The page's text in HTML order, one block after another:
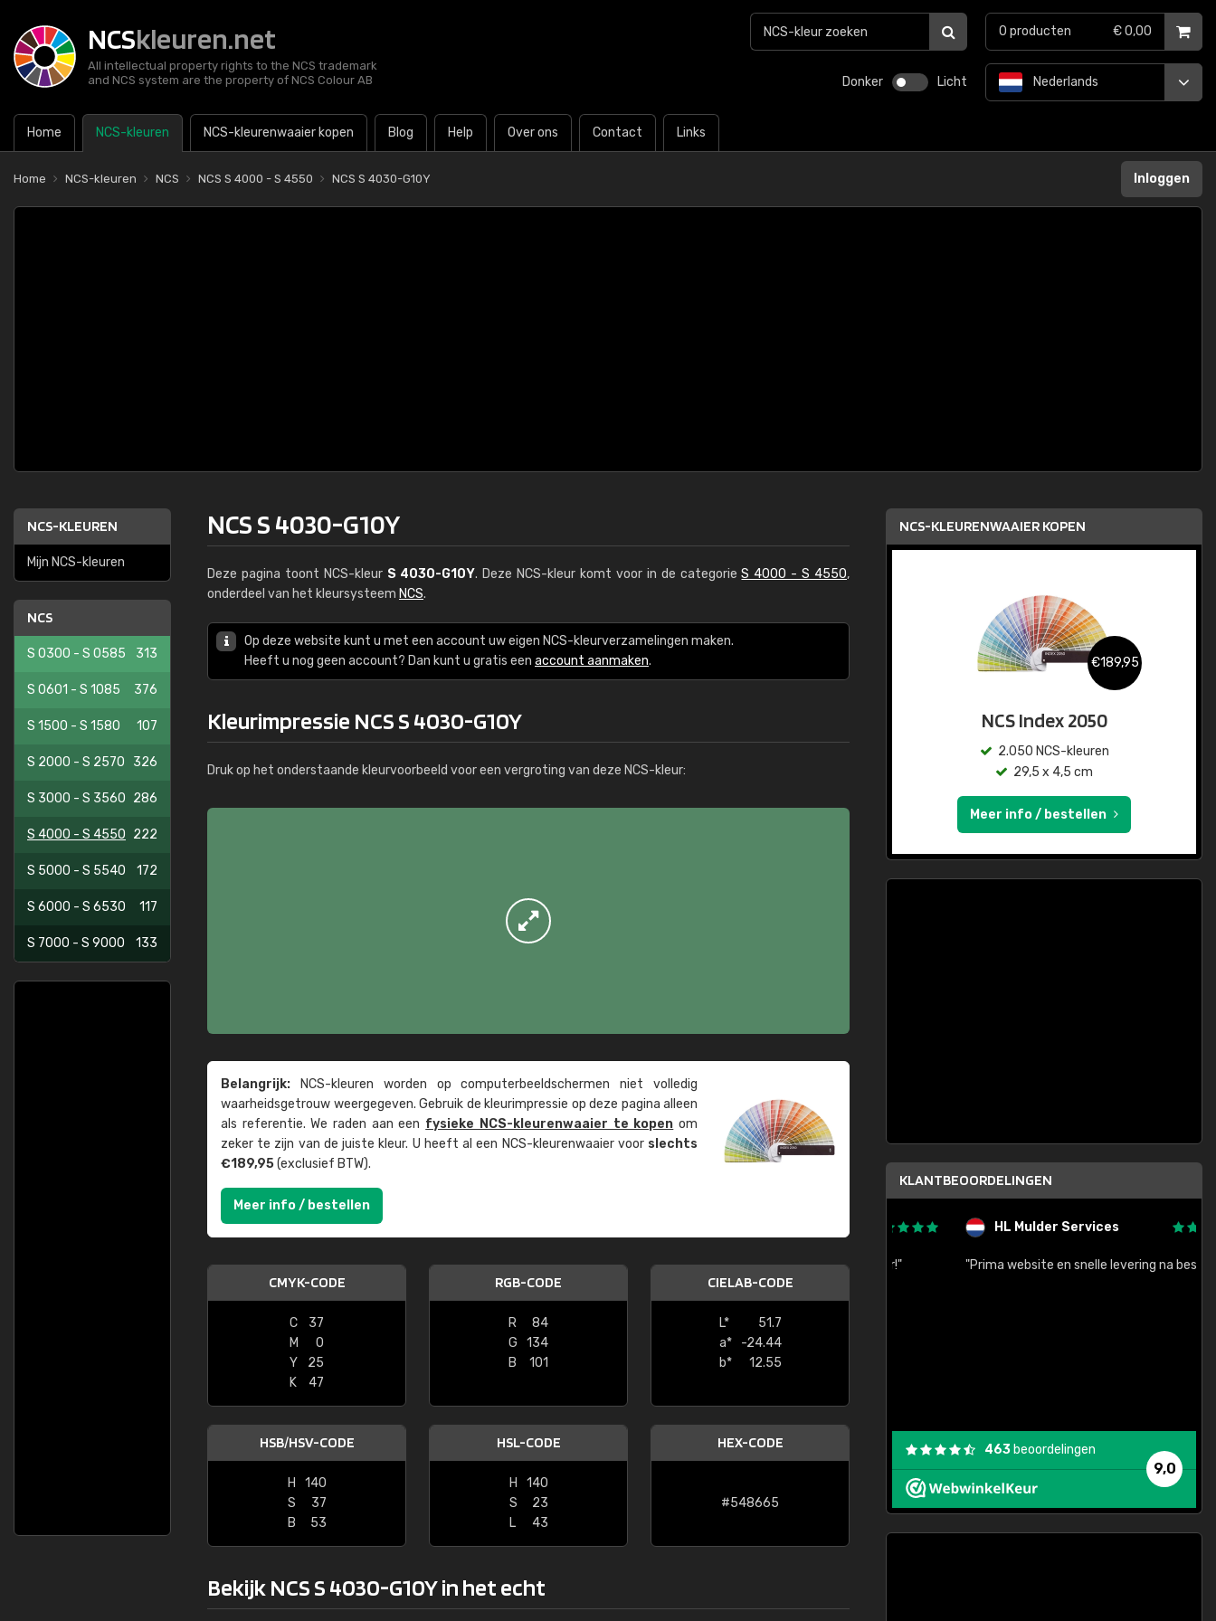
NCSkleuren.net
All intellectual property rights to the NCS trademark
and NCS system are the property of NCS Colour AB
Donker Licht
Home NCS-kleuren NCS-kleurenwaaier kopen Blog Help Over ons Contact Links
Nederlands
0 producten € 0,00
Home NCS-kleuren NCS NCS S 4000 - S 4550 NCS S 4030-G10Y Inloggen
NCS-KLEUREN
Mijn NCS-kleuren
NCS
S 0300 - S 0585 313
S 0601 - S 1085 376
S 1500 - S 1580 107
S 2000 - S 2570 326
S 3000 - S 3560 286
S 4000 - S 4550 222
S 5000 - S 5540 172
S 6000 - S 6530 117
S 7000 - S 9000 133
NCS S 4030-G10Y
Deze pagina toont NCS-kleur S 4030-G10Y. Deze NCS-kleur komt voor in de categorieS 4000 - S 4550,
onderdeel van het kleursysteem NCS.
Op deze website kunt u met een account uw eigen NCS-kleurverzamelingen maken.
Heeft u nog geen account? Dan kunt u gratis een account aanmaken.
Kleurimpressie NCS S 4030-G10Y
Druk op het onderstaande kleurvoorbeeld voor een vergroting van deze NCS-kleur:
Belangrijk: NCS-kleuren worden op computer­beeld­schermen niet volledig
waarheids­­getrouw weer­gegeven. Gebruik de kleur­impressie op deze pagina alleen
als referentie. We raden aan een fysieke NCS-kleuren­waaier te kopen om
zeker te zijn van de juiste kleur. U heeft al een NCS-kleuren­waaier voor slechts
€189,95(exclusief BTW).
Meer info / bestellen
CMYK-CODE
C
37
M
0
Y
25
K
47
RGB-CODE
R
84
G
134
B
101
CIELAB-CODE
L*
51.7
a*
-24.44
b*
12.55
HSB/HSV-CODE
H
140
S
37
B
53
HSL-CODE
H
140
S
23
L
43
HEX-CODE
#548665
Bekijk NCS S 4030-G10Y in het echt
NCS-KLEURENWAAIER KOPEN
€189,95
NCS Index 2050
2.050 NCS-kleuren
29,5 x 4,5 cm
Meer info / bestellen
KLANTBEOORDELINGEN
"Super snelle service en zeer betaalbaar!"
HL Mulder Services
"Prima website en snelle levering na bestelling"
9,0
463 beoordelingen